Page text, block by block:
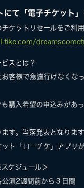
て「電子チケット
ケットリセールをご利用
tike.com/
スとは？
客様で急遽行けなくな
購入希望の申込みがあ
す。当落発表となります
ト「ローチケ」アプリが
ケジュール＞
演2週間前から３日間